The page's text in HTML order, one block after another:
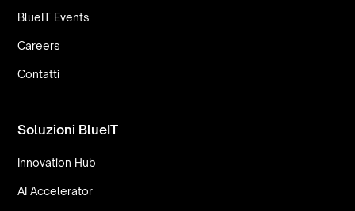
BlueIT Events
Careers
Contatti
Soluzioni BlueIT
Innovation Hub
AI Accelerator